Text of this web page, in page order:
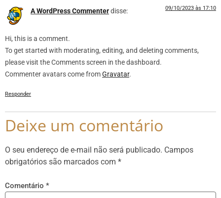
A WordPress Commenterdisse: 09/10/2023 às 17:10
Hi, this is a comment.
To get started with moderating, editing, and deleting comments,
please visit the Comments screen in the dashboard.
Commenter avatars come fromGravatar.
Responder
Deixe um comentário
O seu endereço de e-mail não será publicado. Campos
obrigatórios são marcados com *
Comentário *